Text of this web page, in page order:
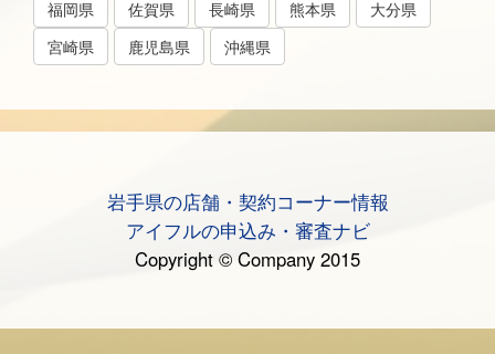
福岡県
佐賀県 長崎県 熊本県
大分県
宮崎県
鹿児島県 沖縄県
岩手県の店舗・契約コーナー情報
アイフルの申込み・審査ナビ
Copyright © Company 2015